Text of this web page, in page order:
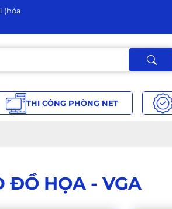
(hỏa
THI CÔNG PHÒNG NET
ĐỒ HỌA - VGA